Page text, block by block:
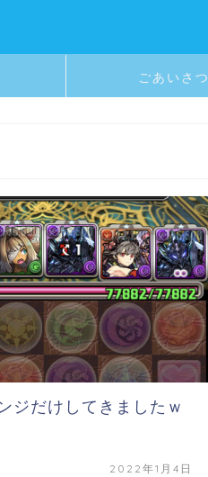
ごあいさつ
ジだけしてきましたｗ
2022年1月4日